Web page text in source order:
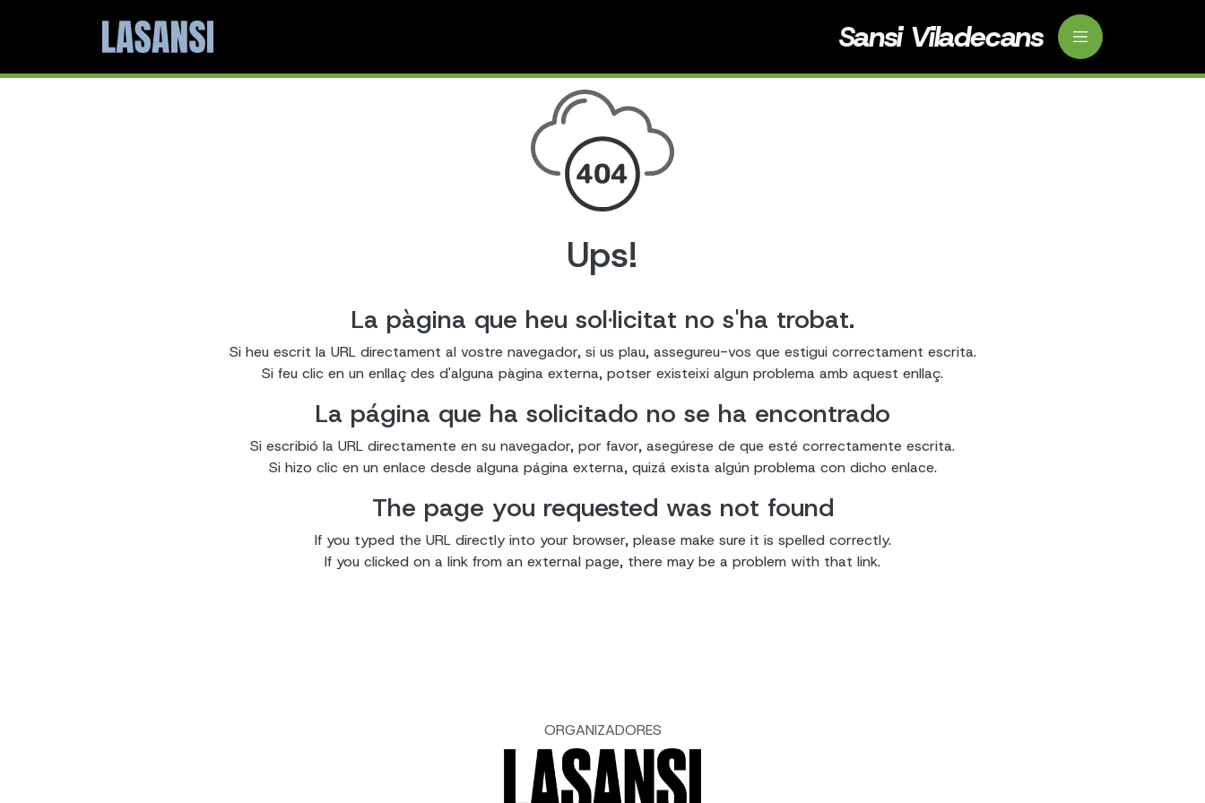
Sansi Viladecans
Ups!
La pàgina que heu sol·licitat no s'ha trobat.
Si heu escrit la URL directament al vostre navegador, si us plau, assegureu-vos que estigui correctament escrita.
Si feu clic en un enllaç des d'alguna pàgina externa, potser existeixi algun problema amb aquest enllaç.
La página que ha solicitado no se ha encontrado
Si escribió la URL directamente en su navegador, por favor, asegúrese de que esté correctamente escrita.
Si hizo clic en un enlace desde alguna página externa, quizá exista algún problema con dicho enlace.
The page you requested was not found
If you typed the URL directly into your browser, please make sure it is spelled correctly.
If you clicked on a link from an external page, there may be a problem with that link.
ORGANIZADORES